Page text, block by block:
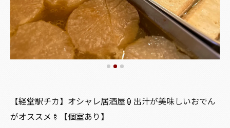
【経堂駅チカ】オシャレ居酒屋🏮出汁が美味しいおでん
がオススメ🍢【個室あり】